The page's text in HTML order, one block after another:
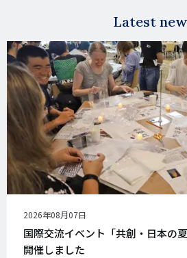
Latest
公
開
日
2026年08月07日
国際交流イベント「共創・日本の
開催しました